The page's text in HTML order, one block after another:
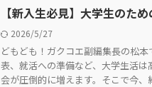
【新入生必見】大学生のた
2026/5/27
どもども！ガクコエ副編集長の松
表、就活への準備など、大学生活
会が圧倒的に増えます。そこで今、